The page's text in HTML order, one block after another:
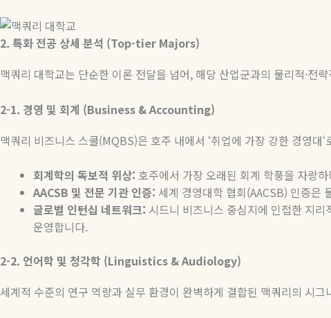
2. 특화 전공 상세 분석 (Top-tier Majors)
맥쿼리 대학교는 단순한 이론 전달을 넘어, 해당 산업군과의 물리적·전
2-1. 경영 및 회계 (Business & Accounting)
맥쿼리 비즈니스 스쿨(MQBS)은 호주 내에서 ‘취업에 가장 강한 경영대‘
회계학의 독보적 위상: 호주에서 가장 오래된 회계 학풍을 자랑하
AACSB 및 전문 기관 인증: 세계 경영대학 협회(AACSB) 인증은
글로벌 인턴십 네트워크: 시드니 비즈니스 중심지에 인접한 지
운영합니다.
2-2. 언어학 및 청각학 (Linguistics & Audiology)
세계적 수준의 연구 역량과 실무 환경이 완벽하게 결합된 맥쿼리의 시그